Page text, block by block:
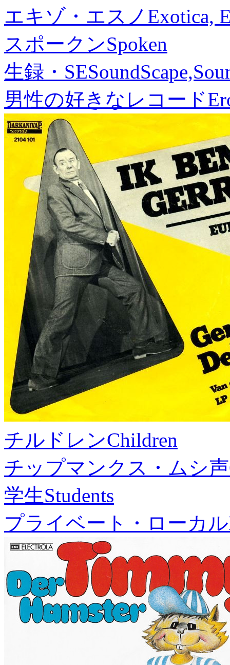
エキゾ・エスノ Exotica,
スポークンSpoken
生録・SE
男性の好きなレコード
チルドレンChildren
チップマンクス・ムシ声
学生Students
プライベート・ローカル